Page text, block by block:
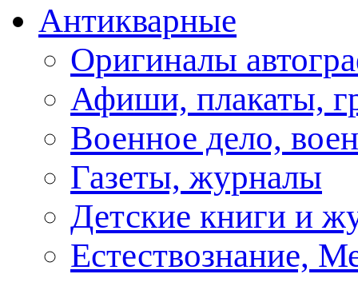
Антикварные
Оригиналы
Афиши, плакаты,
Военное дело,
Газеты, журналы
Детские книги и
Естествознание,